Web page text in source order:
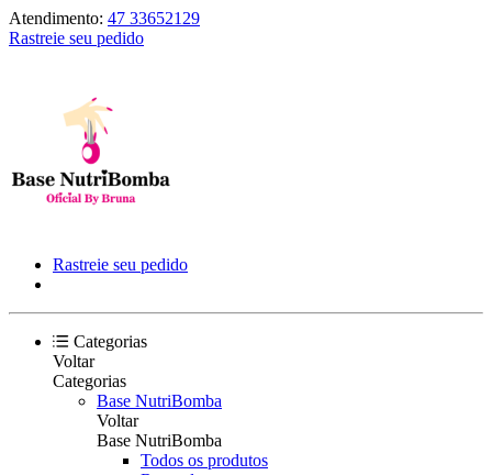
Atendimento: 47 33652129
Rastreie seu pedido
Rastreie seu pedido
Categorias
Voltar
Categorias
Base NutriBomba
Voltar
Base NutriBomba
Todos os produtos